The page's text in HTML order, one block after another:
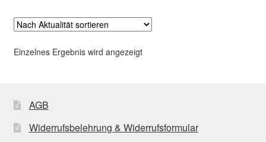
Einzelnes Ergebnis wird angezeigt
AGB
Widerrufsbelehrung & Widerrufsformular